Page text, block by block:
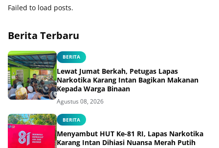
Failed to load posts.
Berita Terbaru
BERITA
Lewat Jumat Berkah, Petugas Lapas
Narkotika Karang Intan Bagikan Makanan
Kepada Warga Binaan
Agustus 08, 2026
BERITA
Menyambut HUT Ke-81 RI, Lapas Narkotika
Karang Intan Dihiasi Nuansa Merah Putih